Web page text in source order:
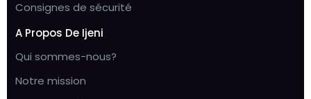
Consignes de sécurité
A Propos De Ijeni
Qui sommes-nous?
Notre mission